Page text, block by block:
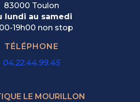
83000 Toulon
lundi au samedi
19h00 non stop
TÉLÉPHONE
04.22.44.99.45
LE MOURILLON